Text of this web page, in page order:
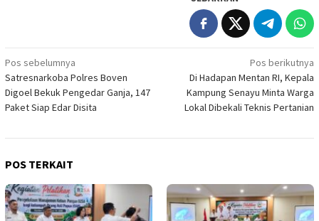
Navigasi
pos
Pos sebelumnya
Satresnarkoba Polres Boven
Digoel Bekuk Pengedar Ganja, 147
Paket Siap Edar Disita
Pos berikutnya
Di Hadapan Mentan RI, Kepala
Kampung Senayu Minta Warga
Lokal Dibekali Teknis Pertanian
POS TERKAIT